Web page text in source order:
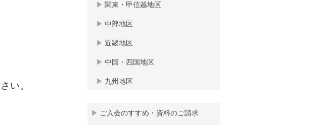
い。
関東・甲信越地区
中部地区
近畿地区
中国・四国地区
九州地区
ご入会のすすめ・資料のご請求